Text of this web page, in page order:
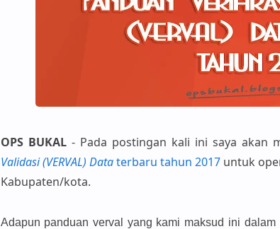
OPS BUKAL- Pada postingan kali ini saya akan
Validasi (VERVAL) Dataterbaru tahun 2017untuk
Kabupaten/kota.
Adapun panduan verval yang kami maksud ini